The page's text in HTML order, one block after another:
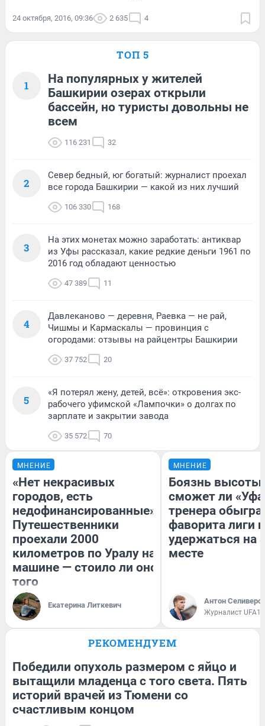
24 октября, 2016, 09:36 2 635 4
ТОП 5
1
На популярных у жителей
Башкирии озерах открыли
бассейн, но туристы довольны не
всем
116 231 32
2
Север бедный, юг богатый: журналист проехал
все города Башкирии — какой из них лучший
106 330 168
3
На этих монетах можно заработать: антиквар
из Уфы рассказал, какие редкие деньги 1961 по
2016 год обладают ценностью
47 389 11
4
Давлеканово — деревня, Раевка — не рай,
Чишмы и Кармаскалы — провинция с
огородами: отзывы на райцентры Башкирии
37 752 20
5
«Я потерял жену, детей, всё»: откровения экс-
рабочего уфимской «Лампочки» о долгах по
зарплате и закрытии завода
35 572 70
МНЕНИЕ
«Нет некрасивых
городов, есть
недофинансированные».
Путешественники
проехали 2000
километров по Уралу на
машине — стоило ли оно
того
Екатерина Литкевич
МНЕНИЕ
Боязнь высоты:
сможет ли
тренера
фаворита лиги и
удержаться на
месте
Антон
Журналист
РЕКОМЕНДУЕМ
Победили опухоль размером с яйцо и
вытащили младенца с того света. Пять
историй врачей из Тюмени со
счастливым концом